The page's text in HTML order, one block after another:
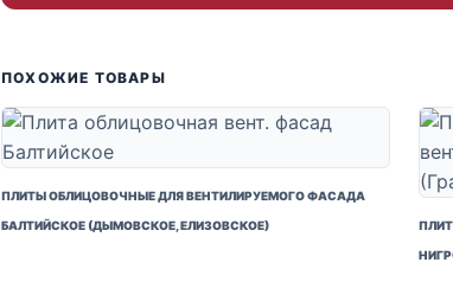
ПОХОЖИЕ ТОВАРЫ
ПЛИТЫ ОБЛИЦОВОЧНЫЕ ДЛЯ ВЕНТИЛИРУЕМОГО ФАСАДА
БАЛТИЙСКОЕ (ДЫМОВСКОЕ, ЕЛИЗОВСКОЕ)